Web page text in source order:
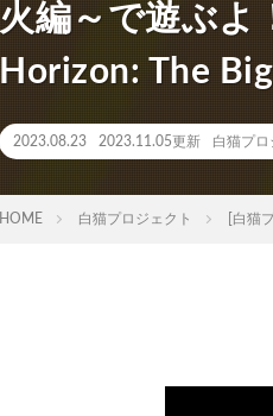
火編～で遊ぶよ
Horizon: The
2023.08.23 2023.11.05更新 白猫プロ
HOME 白猫プロジェクト [白猫